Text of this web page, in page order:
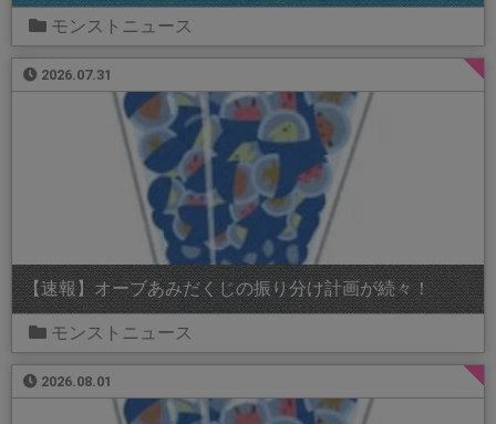
モンストニュース
2026.07.31
【速報】オーブあみだくじの振り分け計画が続々！
モンストニュース
2026.08.01